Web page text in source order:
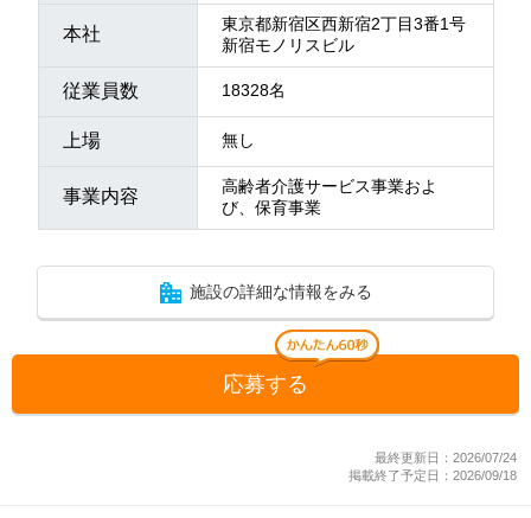
本社
東京都新宿区西新宿2丁目3番1号
新宿モノリスビル
従業員数 18328名
上場 無し
事業内容
高齢者介護サービス事業およ
び、保育事業
施設の詳細な情報をみる
応募する
最終更新日：2026/07/24
掲載終了予定日：2026/09/18